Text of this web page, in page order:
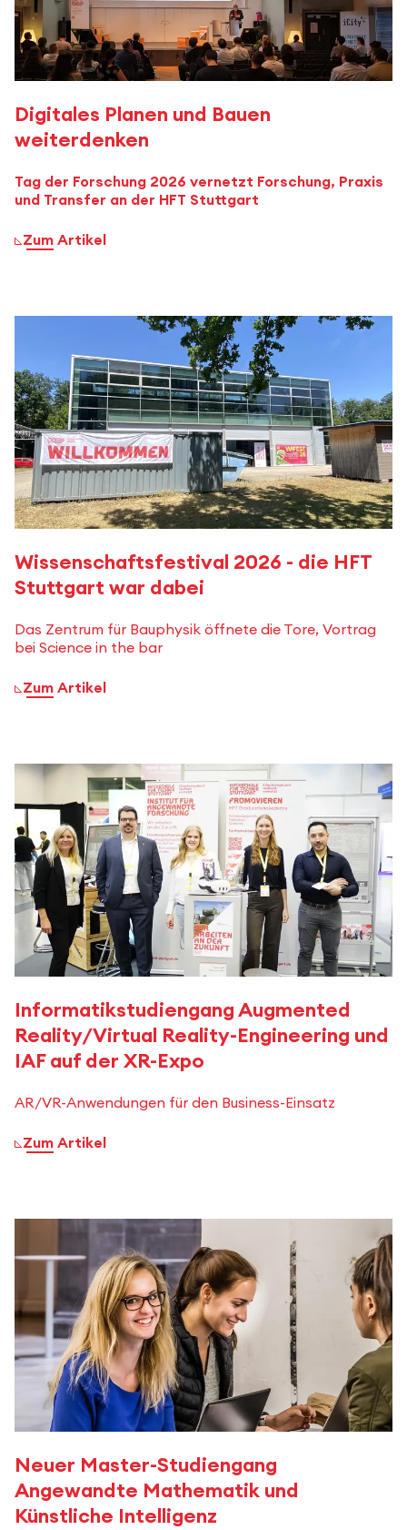
Digitales Planen und Bauen
weiterdenken
Tag der Forschung 2026 vernetzt Forschung, Praxis
und Transfer an der HFT Stuttgart
Zum Artikel
Wissenschaftsfestival 2026 - die HFT
Stuttgart war dabei
Das Zentrum für Bauphysik öffnete die Tore, Vortrag
bei Science in the bar
Zum Artikel
Informatikstudiengang Augmented
Reality/Virtual Reality-Engineering und
IAF auf der XR-Expo
AR/VR-Anwendungen für den Business-Einsatz
Zum Artikel
Neuer Master-Studiengang
Angewandte Mathematik und
Künstliche Intelligenz